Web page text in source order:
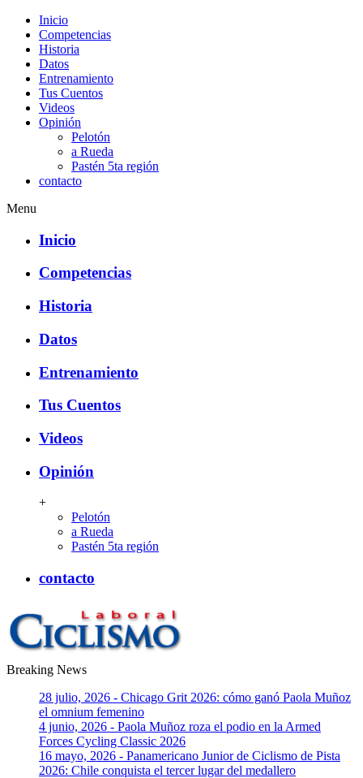
Inicio
Competencias
Historia
Datos
Entrenamiento
Tus Cuentos
Videos
Opinión
Pelotón
a Rueda
Pastén 5ta región
contacto
Menu
Inicio
Competencias
Historia
Datos
Entrenamiento
Tus Cuentos
Videos
Opinión
+
Pelotón
a Rueda
Pastén 5ta región
contacto
CiclismoLaboral
Breaking News
28 julio, 2026 - Chicago Grit 2026: cómo ganó Paola Muñoz
el omnium femenino
4 junio, 2026 - Paola Muñoz roza el podio en la Armed
Forces Cycling Classic 2026
16 mayo, 2026 - Panamericano Junior de Ciclismo de Pista
2026: Chile conquista el tercer lugar del medallero